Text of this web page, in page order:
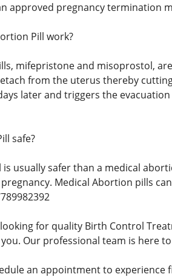
approved pregnancy termination
Pill work?
mifepristone and misoprostol,
from the uterus thereby
later and triggers the
safe?
usually safer than a medical
Medical Abortion pills
for quality Birth Control
Our professional team is here
an appointment to